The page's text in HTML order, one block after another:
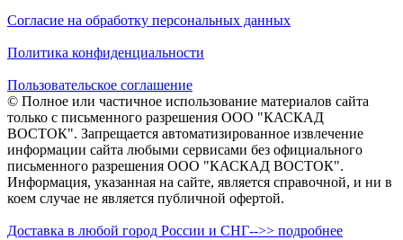
Согласие на обработку персональных данных
Политика конфиденциальности
Пользовательское соглашение
© Полное или частичное использование материалов сайта
только с письменного разрешения ООО "КАСКАД
ВОСТОК". Запрещается автоматизированное извлечение
информации сайта любыми сервисами без официального
письменного разрешения ООО "КАСКАД ВОСТОК".
Информация, указанная на сайте, является справочной, и ни в
коем случае не является публичной офертой.
Доставка в любой город России и СНГ-->> подробнее